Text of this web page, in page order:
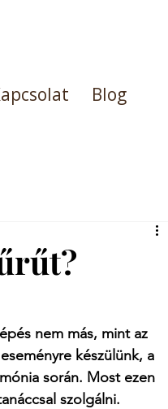
Blog
nem más, mint az
készülünk, a
során. Most ezen
szolgálni.